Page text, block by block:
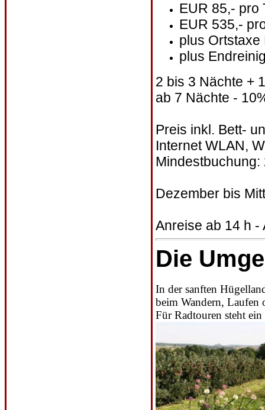
EUR 85,- pro
EUR 535,-
plus Ortstaxe
plus
2 bis 3 Nächte +
ab 7 Nächte -
Preis inkl. Bett-
Internet WLAN,
Mindestbuchung:
Dezember bis
Anreise ab 14 h -
Die
In der sanften
beim Wandern, Laufen
Für Radtouren steht